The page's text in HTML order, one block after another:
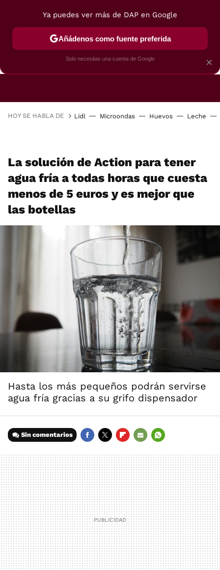
FREIDORAS DE AIRE GUÍAS DE
HOY SE HABLA DE Lidl Microondas Huevos Leche
La solución de Action para tener
agua fría a todas horas que cuesta
menos de 5 euros y es mejor que
las botellas
Hasta los más pequeños podrán servirse
agua fría gracias a su grifo dispensador
Sin comentarios
MAIL
×
Ya puedes ver más de DAP en Google
Añádenos como fuente preferida
Solo necesitas una cuenta de Google